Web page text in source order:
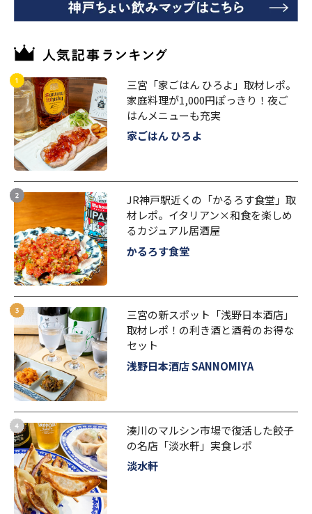
三宮「家ごはん ひろよ」取材レポ。
家庭料理が1,000円ぽっきり！夜ご
はんメニューも充実
家ごはん ひろよ
JR神戸駅近くの「かるろす食堂」取
材レポ。イタリアン×和食を楽しめ
るカジュアル居酒屋
かるろす食堂
三宮の新スポット「浅野日本酒店」
取材レポ！の利き酒と酒肴のお得な
セット
浅野日本酒店 SANNOMIYA
湊川のマルシン市場で復活した餃子
の名店「淡水軒」実食レポ
淡水軒